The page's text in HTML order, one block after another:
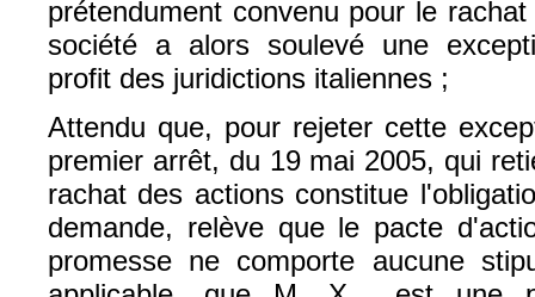
prétendument convenu pour le
société a alors soulevé une
profit des juridictions italiennes ;
Attendu que, pour rejeter cette
premier arrêt, du 19 mai 2005, qui
rachat des actions constitue
demande, relève que le pacte
promesse ne comporte aucune